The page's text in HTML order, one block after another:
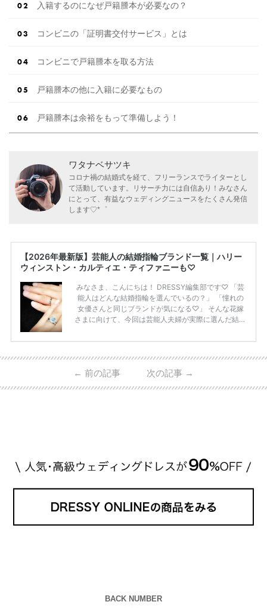
入籍するのになぜ戸籍謄本が必要なの？
コンビニの「証明書交付サービス」とは
コンビニで戸籍謄本を取る方法
戸籍謄本の他に入籍に必要なもの
戸籍謄本は余裕をもって準備しよう！
ワタナベサツキ
コロナ禍の結婚式を経て、フリーランスでライターとし
て活動しています。リサーチ力には自信あり！みなさん
にとって、有益なウェディングニュースをたくさん発信
します♡*゜
【2026年最新版】芸能人の結婚指輪ブランド一覧｜ハリー
ウィンストン・カルティエ・ティファニーも♡
みなさま、こんにちは！ DRESSY編集部です♡ 「芸
能人はどんな結婚指輪を選んでいるの？」 「憧れの
女優さんと同じブランドが気になる♡」 そんな花嫁
さまに向けて、今回は芸能人夫婦が実際に選んだ結婚
ーウィンストンやカルティエ、ティファニーなど世界
日本で人気のブランドまで幅広くご紹介。 さらに、
・愛用している芸能人夫婦 ・リングの特徴や魅力 ・
← 前の記事 次の記事 →
BACK NUMBER